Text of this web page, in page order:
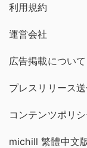
利用規約
運営会社
広告掲載について
プレスリリース
コンテンツポリ
michill 繁體中文